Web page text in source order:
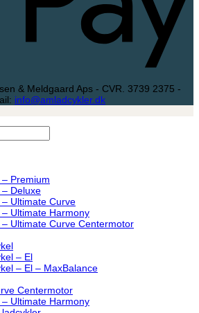
& Meldgaard Aps - CVR. 3739 2375 -
info@amladcykler.dk
Premium
– Deluxe
Ultimate Curve
– Ultimate Harmony
– Ultimate Curve Centermotor
– El
– El – MaxBalance
Centermotor
– Ultimate Harmony